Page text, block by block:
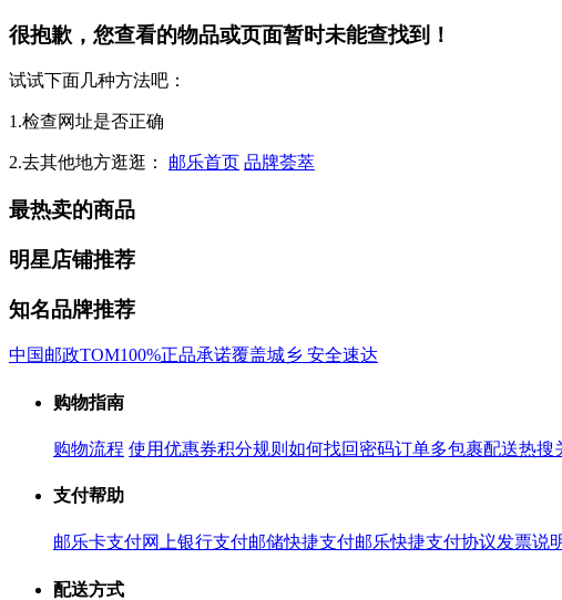
很抱歉，您查看的物品或页面暂时未能查找到！
试试下面几种方法吧：
1.检查网址是否正确
2.去其他地方逛逛： 邮乐首页 品牌荟萃
最热卖的商品
明星店铺推荐
知名品牌推荐
中国邮政TOM100%正品承诺覆盖城乡 安全速达
购物指南
购物流程 使用优惠券积分规则 如何找回密码订单多包裹配送热搜
支付帮助
邮乐卡支付网上银行支付邮储快捷支付邮乐快捷支付协议发票说
配送方式